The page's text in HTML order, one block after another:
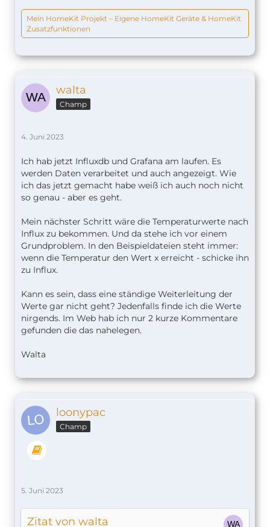
Mein HomeKit Projekt – Eigene HomeKit Geräte & HomeKit
Zusatzfunktionen
walta
Champ
4. Juni 2023
Ich hab jetzt Influxdb und Grafana am laufen. Es
werden Daten verarbeitet und auch angezeigt. Wie
ich das jetzt gemacht habe weiß ich auch noch nicht
so genau - aber es geht.
Mein nächster Schritt wäre die Temperaturwerte nach
Influx zu bekommen. Und da stehe ich vor einem
Grundproblem. In den Beispieldateien steht immer:
wenn die Temperatur den Wert x erreicht - schicke ihn
zu Influx.
Kann es sein, dass eine ständige Weiterleitung der
Werte gar nicht geht? Jedenfalls finde ich die Werte
nirgends. Im Web hab ich nur 2 kurze Kommentare
gefunden die das nahelegen.
Walta
loonypac
Champ
5. Juni 2023
Zitat von walta